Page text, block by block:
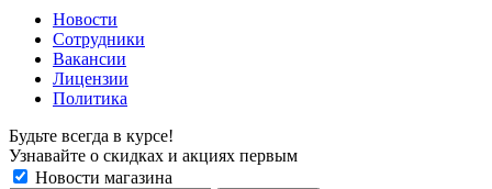
Новости
Сотрудники
Вакансии
Лицензии
Политика
Будьте всегда в курсе!
Узнавайте о скидках и акциях первым
Новости магазина